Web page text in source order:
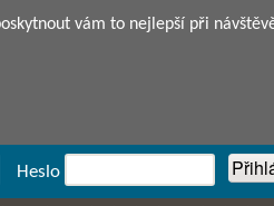
Přejít k
vám to nejlepší při
Heslo